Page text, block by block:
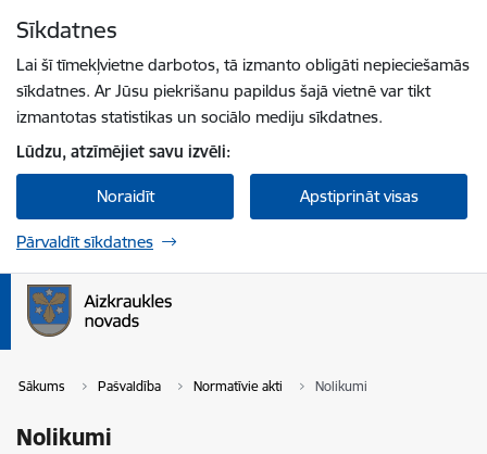
Sīkdatnes
Lai šī tīmekļvietne darbotos, tā izmanto obligāti nepieciešamās
sīkdatnes. Ar Jūsu piekrišanu papildus šajā vietnē var tikt
izmantotas statistikas un sociālo mediju sīkdatnes.
Lūdzu, atzīmējiet savu izvēli:
Noraidīt Apstiprināt visas
Pārvaldīt sīkdatnes
Sākums Pašvaldība Normatīvie akti Nolikumi
Nolikumi